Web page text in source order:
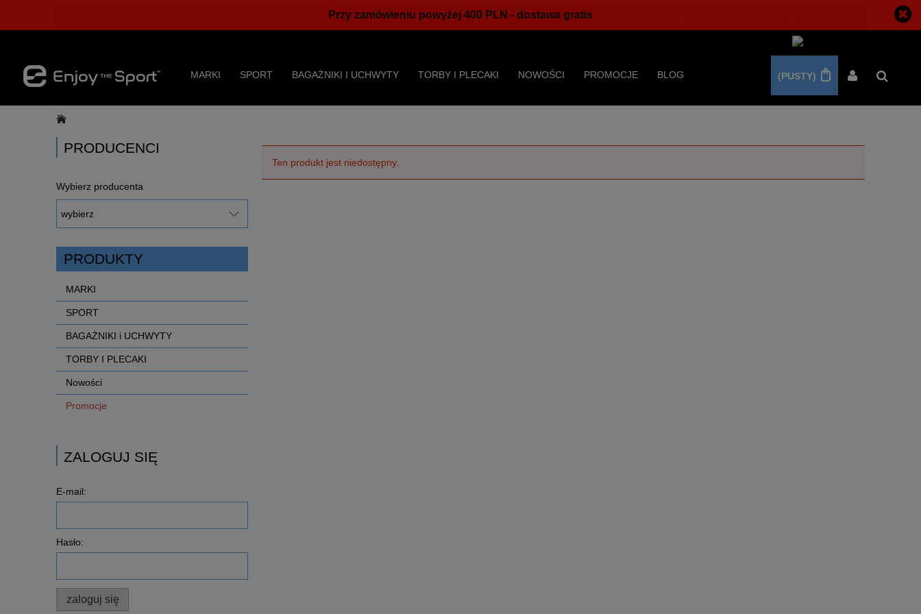
Przy zamówieniu powyżej 400 PLN - dostawa gratis
(PUSTY)
MARKI SPORT BAGAŻNIKI I UCHWYTY TORBY I PLECAKI NOWOŚCI PROMOCJE BLOG
PRODUCENCI
Wybierz producenta
PRODUKTY
MARKI
SPORT
BAGAŻNIKI i UCHWYTY
TORBY I PLECAKI
Nowości
Promocje
ZALOGUJ SIĘ
E-mail:
Hasło:
zaloguj się
Ten produkt jest niedostępny.